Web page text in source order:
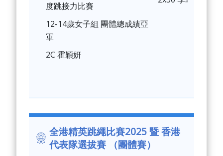
度跳接力比賽
12-14歲女子組 團體總成績亞
軍
2C 霍穎妍
全港精英跳繩比賽2025 暨 香港
代表隊選拔賽 （團體賽）